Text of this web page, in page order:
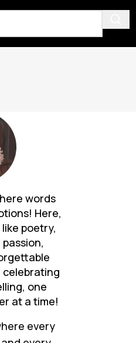
words
Here,
poetry,
celebrating
one
at a time!
every